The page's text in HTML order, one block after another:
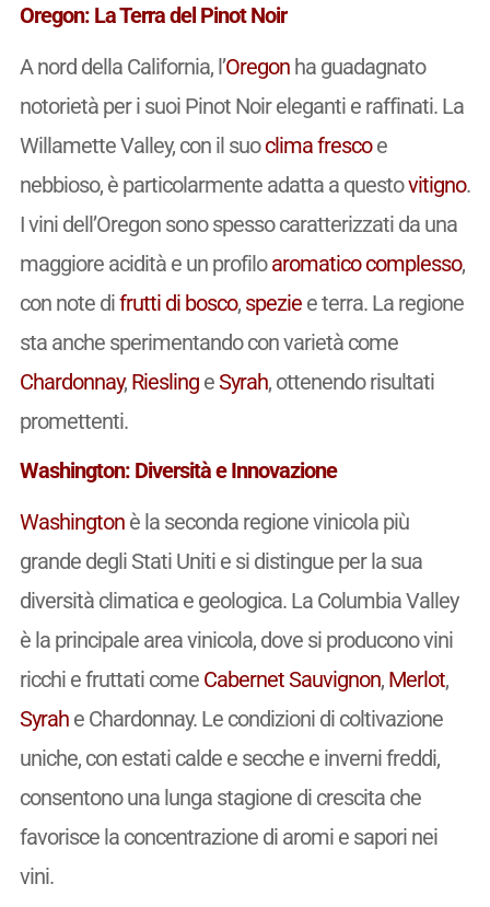
Oregon: La Terra del Pinot Noir
A nord della California, l’Oregonha guadagnato
notorietà per i suoi Pinot Noir eleganti e raffinati. La
Willamette Valley, con il suoclima frescoe
nebbioso, è particolarmente adatta a questovitigno.
I vini dell’Oregon sono spesso caratterizzati da una
maggiore acidità e un profiloaromatico complesso,
con note difrutti di bosco, speziee terra. La regione
sta anche sperimentando con varietà come
Chardonnay, RieslingeSyrah, ottenendo risultati
promettenti.
Washington: Diversità e Innovazione
Washingtonè la seconda regione vinicola più
grande degli Stati Uniti e si distingue per la sua
diversità climatica e geologica. La Columbia Valley
è la principale area vinicola, dove si producono vini
ricchi e fruttati come Cabernet Sauvignon, Merlot,
Syrahe Chardonnay. Le condizioni di coltivazione
uniche, con estati calde e secche e inverni freddi,
consentono una lunga stagione di crescita che
favorisce la concentrazione di aromi e sapori nei
vini.